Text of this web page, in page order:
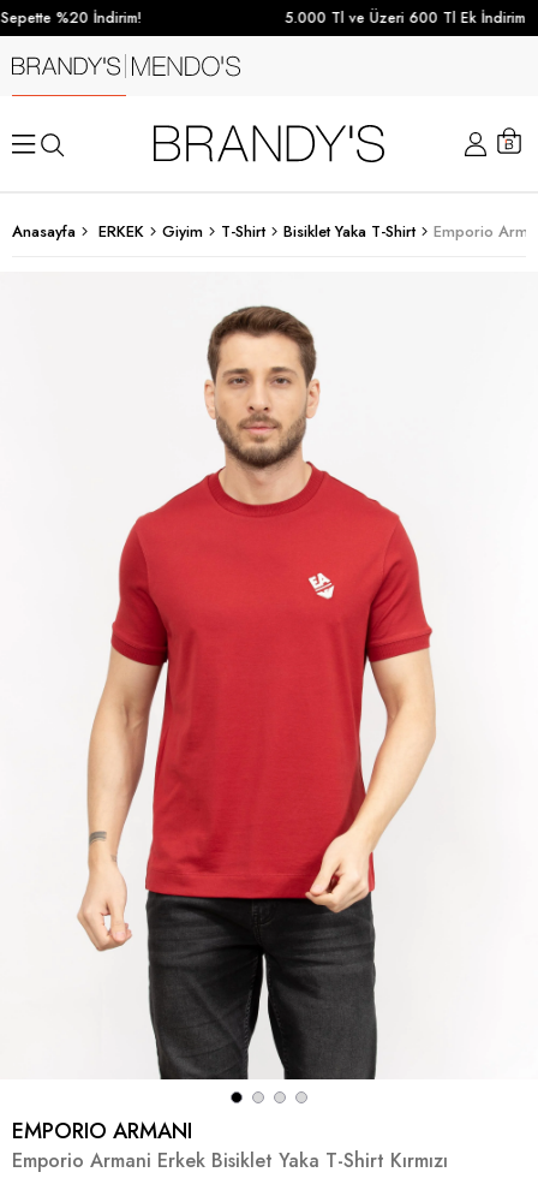
%20 İndirim! 5.000 Tl ve Üzeri 600 Tl Ek İndirim
Anasayfa ERKEK Giyim T-Shirt Bisiklet Yaka T-Shirt Emporio
EMPORIO ARMANI
Emporio Armani Erkek Bisiklet Yaka T-Shirt Kırmızı